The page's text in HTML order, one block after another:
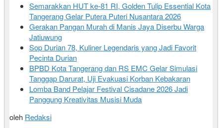
Semarakkan HUT ke-81 RI, Golden Tulip Essential Kota
Tangerang Gelar Putera Puteri Nusantara 2026
Gerakan Pangan Murah di Manis Jaya Diserbu Warga
Jatiuwung
Sop Durian 78, Kuliner Legendaris yang Jadi Favorit
Pecinta Durian
BPBD Kota Tangerang dan RS EMC Gelar Simulasi
Tanggap Darurat, Uji Evakuasi Korban Kebakaran
Lomba Band Pelajar Festival Cisadane 2026 Jadi
Panggung Kreativitas Musisi Muda
oleh Redaksi